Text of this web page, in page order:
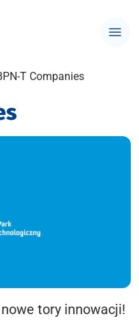
T Companies
tory innowacji!